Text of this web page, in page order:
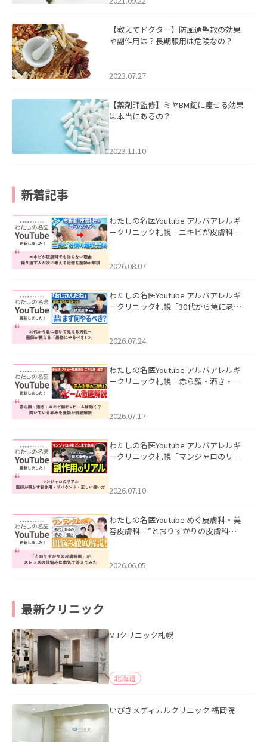
【教えてドクター】防風通聖散の効果
や副作用は？長期服用は危険なの？
2023.07.27
【薬剤師監修】ミヤBM錠に痩せる効果
は本当にあるの？
2023.11.10
新着記事
わたしの名医Youtube アルバアレルギ
ークリニック札幌「ニキビが皮膚科で
ました。
2026.08.07
わたしの名医Youtube アルバアレルギ
ークリニック札幌「30代から急に老け
た。
2026.07.24
わたしの名医Youtube アルバアレルギ
ークリニック札幌「赤ら顔・酒さ・ニ
した。
2026.07.17
わたしの名医Youtube アルバアレルギ
ークリニック札幌「マンジャロのリア
た。
2026.07.10
わたしの名医Youtube めぐ皮膚科・美
容皮膚科「”とおりすがりの皮膚科
2026.06.05
最新クリニック
MJクリニック札幌
北海道
いびきメディカルクリニック 福岡院